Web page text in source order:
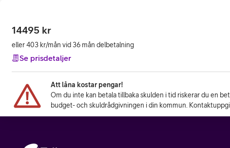
14495 kr
eller 403 kr/mån vid 36 mån delbetalning
Se prisdetaljer
Att låna kostar pengar!
Om du inte kan betala tillbaka skulden i tid riskerar du en
budget- och skuldrådgivningen i din kommun.